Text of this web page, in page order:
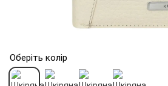
Оберіть колір